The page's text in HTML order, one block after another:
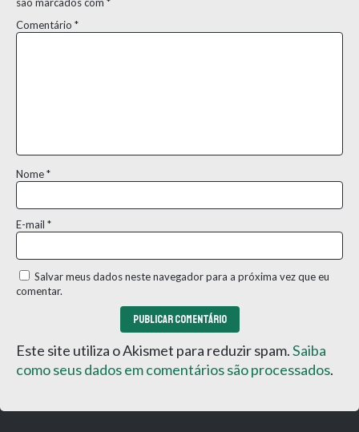
Comentário *
Nome*
E-mail *
Salvar meus dados neste navegador para a próxima vez que eu
comentar.
Este site utiliza o Akismet para reduzir spam.Saiba
como seus dados em comentários são processados.